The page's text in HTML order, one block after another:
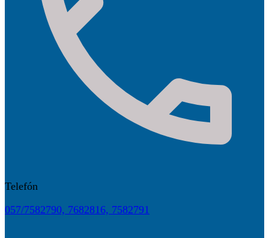
Telefón
057/7582790, 7682816, 7582791